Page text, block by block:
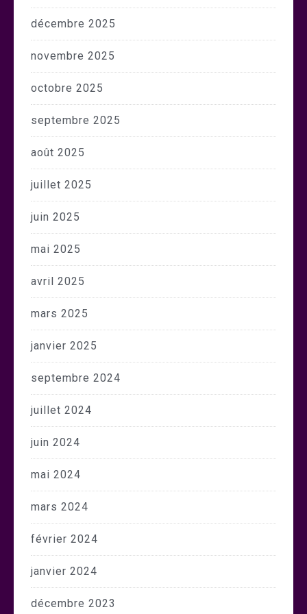
décembre 2025
novembre 2025
octobre 2025
septembre 2025
août 2025
juillet 2025
juin 2025
mai 2025
avril 2025
mars 2025
janvier 2025
septembre 2024
juillet 2024
juin 2024
mai 2024
mars 2024
février 2024
janvier 2024
décembre 2023